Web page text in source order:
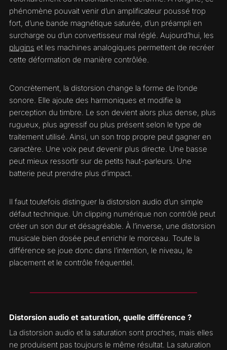
phénomène pouvait venir d’un amplificateur poussé trop
fort, d’une bande magnétique saturée, d’un préampli en
surcharge ou d’un convertisseur mal réglé. Aujourd’hui, les
plugins et les machines analogiques permettent de recréer
cette déformation de manière contrôlée.
Concrètement, la distorsion change la forme de l’onde
sonore. Elle ajoute des harmoniques et modifie la
perception du timbre. Le son devient alors plus dense, plus
rugueux, plus agressif ou plus présent selon le type de
traitement utilisé. Ainsi, un son trop propre peut gagner en
caractère. Une voix peut devenir plus directe. Une basse
peut mieux ressortir sur de petits haut-parleurs. Une
batterie peut prendre plus d’impact.
Il faut toutefois distinguer la distorsion audio d’un simple
défaut technique. Un clipping numérique non contrôlé peut
créer un son dur et désagréable. À l’inverse, une distorsion
musicale bien dosée peut enrichir le morceau. Toute la
différence se joue donc dans l’intention, le niveau, le
placement et le contrôle fréquentiel.
Distorsion audio et saturation, quelle différence ?
La distorsion audio et la saturation sont proches, mais elles
ne produisent pas toujours le même résultat. La saturation